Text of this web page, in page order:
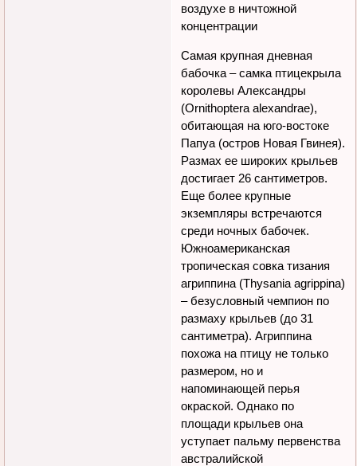
воздухе в ничтожной
концентрации
Самая крупная дневная
бабочка – самка птицекрыла
королевы Александры
(Ornithoptera alexandrae),
обитающая на юго-востоке
Папуа (остров Новая Гвинея).
Размах ее широких крыльев
достигает 26 сантиметров.
Еще более крупные
экземпляры встречаются
среди ночных бабочек.
Южноамериканская
тропическая совка тизания
агриппина (Thysania agrippina)
– безусловный чемпион по
размаху крыльев (до 31
сантиметра). Агриппина
похожа на птицу не только
размером, но и
напоминающей перья
окраской. Однако по
площади крыльев она
уступает пальму первенства
австралийской